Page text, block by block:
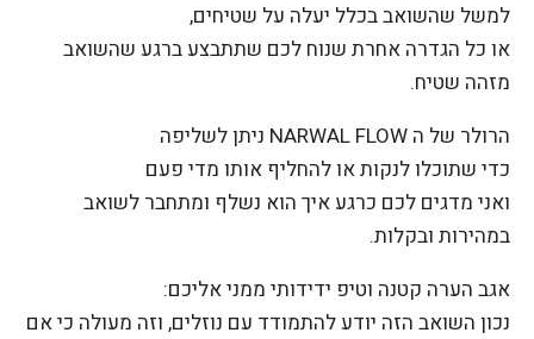
למשל שהשואב בכלל יעלה על שטיחים,
או כל הגדרה אחרת שנוח לכם שתתבצע ברגע שהשואב
מזהה שטיח.
הרולר של ה NARWAL FLOW ניתן לשליפה
כדי שתוכלו לנקות או להחליף אותו מדי פעם
ואני מדגים לכם כרגע איך הוא נשלף ומתחבר לשואב
במהירות ובקלות.
אגב הערה קטנה וטיפ ידידותי ממני אליכם:
נכון השואב הזה יודע להתמודד עם נוזלים, וזה מעולה כי אם